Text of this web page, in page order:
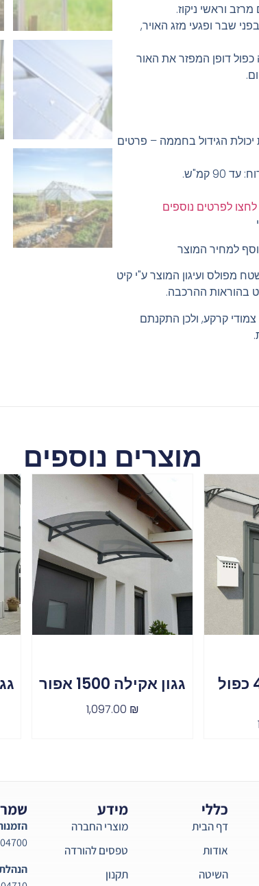
וראשי ניקוז.
שבר ופגעי מזג האויר,
ומבנה כפול דופן המפזר את האור
יכולת הגידול בחממה – פרטים
לחצו לפרטים נוספים
למחיר המוצר
מפולס ועיגון המוצר ע"י קיט
בהוראות ההרכבה.
צמודי קרקע, ולכן התקנתם
מוצרים נוספים
גגון ניאו 4050 כפול גגון אקילה 1500 אפור
1,097.00 ₪
כללי
דף הבית
אודות
השיטה
מידע
מוצרי החברה
טפסים להורדה
תקנון